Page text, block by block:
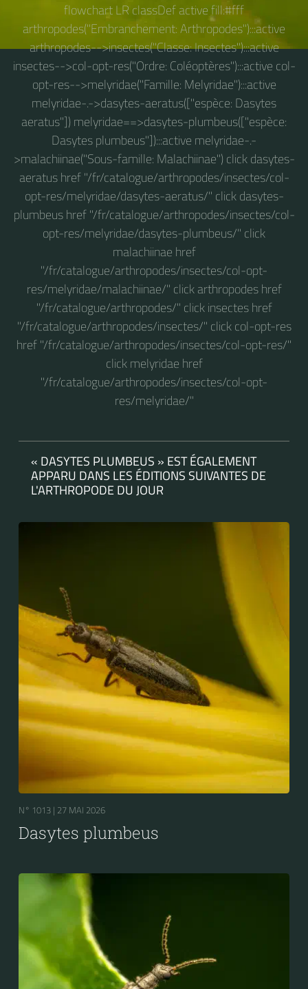
flowchart LR classDef active fill:#fff
arthropodes("Embranchement: Arthropodes"):::active
arthropodes-->insectes("Classe: Insectes"):::active
insectes-->col-opt-res("Ordre: Coléoptères"):::active col-
opt-res-->melyridae("Famille: Melyridae"):::active
melyridae-.->dasytes-aeratus(["espèce: Dasytes
aeratus"]) melyridae==>dasytes-plumbeus(["espèce:
Dasytes plumbeus"]):::active melyridae-.-
>malachiinae("Sous-famille: Malachiinae") click dasytes-
aeratus href "/fr/catalogue/arthropodes/insectes/col-
opt-res/melyridae/dasytes-aeratus/" click dasytes-
plumbeus href "/fr/catalogue/arthropodes/insectes/col-
opt-res/melyridae/dasytes-plumbeus/" click
malachiinae href
"/fr/catalogue/arthropodes/insectes/col-opt-
res/melyridae/malachiinae/" click arthropodes href
"/fr/catalogue/arthropodes/" click insectes href
"/fr/catalogue/arthropodes/insectes/" click col-opt-res
href "/fr/catalogue/arthropodes/insectes/col-opt-res/"
click melyridae href
"/fr/catalogue/arthropodes/insectes/col-opt-
res/melyridae/"
« DASYTES PLUMBEUS » EST ÉGALEMENT
APPARU DANS LES ÉDITIONS SUIVANTES DE
L'ARTHROPODE DU JOUR
N° 1013 | 27 MAI 2026
Dasytes plumbeus